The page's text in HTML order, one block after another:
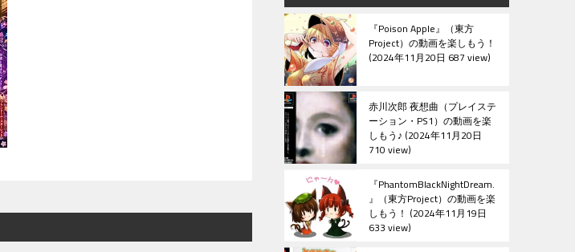
『Poison Apple』（東方
Project）の動画を楽しもう！
2024年11月20日 687 view
赤川次郎 夜想曲（プレイステ
ーション・PS1）の動画を楽
しもう♪ 2024年11月20日
710 view
『PhantomBlackNightDream.
』（東方Project）の動画を楽
しもう！ 2024年11月19日
633 view